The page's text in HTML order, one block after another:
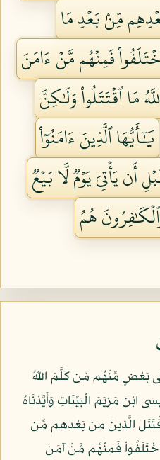
مِّنۢ بَعۡدِ مَا
فَمِنۡهُم مَّنۡ ءَامَنَ
مَا ٱقۡتَتَلُواْ وَلَٰكِنَّ
يَٰٓأَيُّهَا ٱلَّذِينَ ءَامَنُوٓاْ
أَن يَأۡتِيَ يَوۡمٞ لَّا بَيۡعٞ
هُمُ
بَعْضٍ مِّنْهُم مَّن كَلَّمَ اللّهُ
ابْنَ مَرْيَمَ الْبَيِّنَاتِ وَأَيَّدْنَاهُ
الَّذِينَ مِن بَعْدِهِم مِّن
فَمِنْهُم مَّنْ آمَنَ